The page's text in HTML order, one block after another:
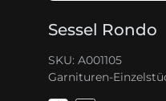
Sessel Rondo
SKU: A001105
Garnituren-